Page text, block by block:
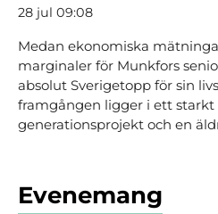
28 jul 09:08
Medan ekonomiska
marginaler för Munkfors
absolut Sverigetopp för sin
framgången ligger i ett starkt
generationsprojekt och en
Evenemang